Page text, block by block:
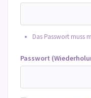
Das Passwort muss
Passwort